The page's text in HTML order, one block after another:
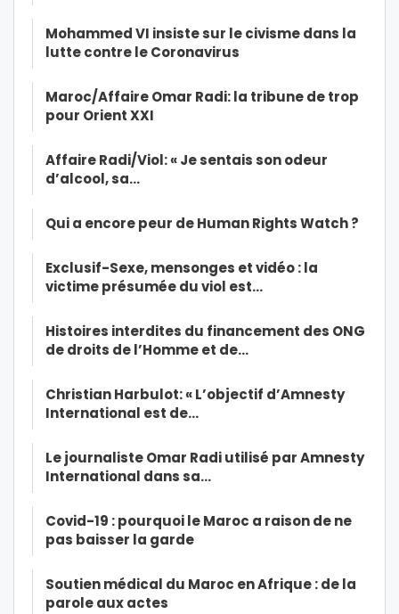
Mohammed VI insiste sur le civisme dans la
lutte contre le Coronavirus
Maroc/Affaire Omar Radi: la tribune de trop
pour Orient XXI
Affaire Radi/Viol: « Je sentais son odeur
d’alcool, sa…
Qui a encore peur de Human Rights Watch ?
Exclusif-Sexe, mensonges et vidéo : la
victime présumée du viol est…
Histoires interdites du financement des ONG
de droits de l’Homme et de…
Christian Harbulot: « L’objectif d’Amnesty
International est de…
Le journaliste Omar Radi utilisé par Amnesty
International dans sa…
Covid-19 : pourquoi le Maroc a raison de ne
pas baisser la garde
Soutien médical du Maroc en Afrique : de la
parole aux actes